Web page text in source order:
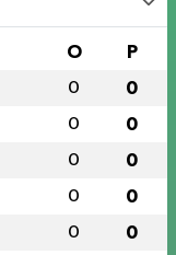
O P
0 0
0 0
0 0
0 0
0 0